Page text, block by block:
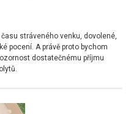
stráveného venku, dovolené,
pocení. A právě proto bychom
dostatečnému příjmu